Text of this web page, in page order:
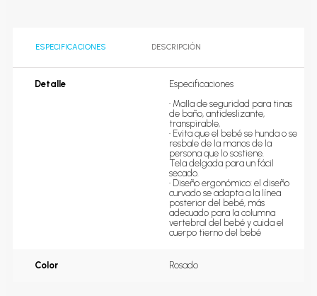
ESPECIFICACIONES DESCRIPCIÓN
Detalle
Especificaciones
• Malla de seguridad para tinas
de baño, antideslizante,
transpirable,
• Evita que el bebé se hunda o se
resbale de la manos de la
persona que lo sostiene.
Tela delgada para un fácil
secado.
• Diseño ergonómico: el diseño
curvado se adapta a la línea
posterior del bebé, más
adecuado para la columna
vertebral del bebé y cuida el
cuerpo tierno del bebé
Color Rosado